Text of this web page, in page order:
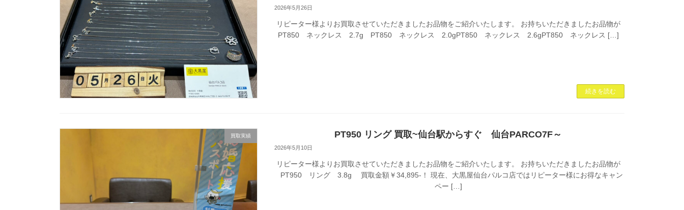
2026年5月26日
リピーター様よりお買取させていただきましたお品物をご紹介いたします。 お持ちいただきましたお品物が
PT850 ネックレス 2.7g PT850 ネックレス 2.0gPT850 ネックレス 2.6gPT850 ネックレス […]
続きを読む
買取実績 PT950 リング 買取~仙台駅からすぐ 仙台PARCO7F～
2026年5月10日
リピーター様よりお買取させていただきましたお品物をご紹介いたします。 お持ちいただきましたお品物が
PT950 リング 3.8g 買取金額￥34,895-！ 現在、大黒屋仙台パルコ店ではリピーター様にお得なキャン
ペー […]